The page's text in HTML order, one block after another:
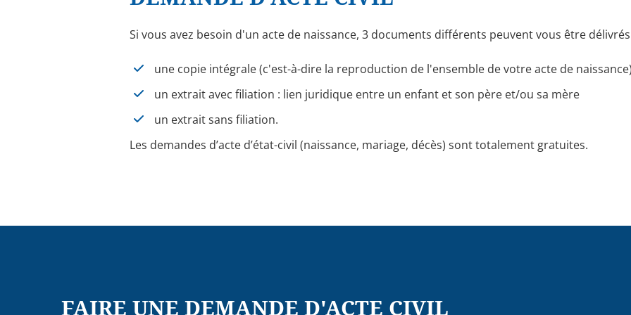
Si vous avez besoin d'un acte de naissance, 3 documents différents peuvent vous être
une copie intégrale (c'est-à-dire la reproduction de l'ensemble de votre acte de
un extrait avec filiation : lien juridique entre un enfant et son père et/ou sa mère
un extrait sans filiation.
Les demandes d’acte d’état-civil (naissance, mariage, décès) sont totalement gratuites.
FAIRE UNE DEMANDE D'ACTE CIVIL